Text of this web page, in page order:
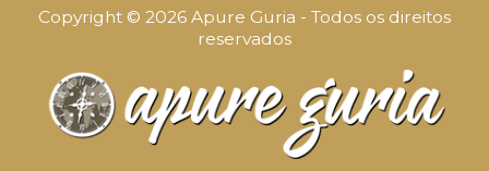
Copyright © 2026 Apure Guria - Todos os direitos
reservados